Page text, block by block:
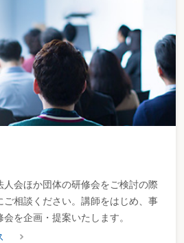
会ほか団体の研修会をご検討の際
ご相談ください。講師をはじめ、事
を企画・提案いたします。